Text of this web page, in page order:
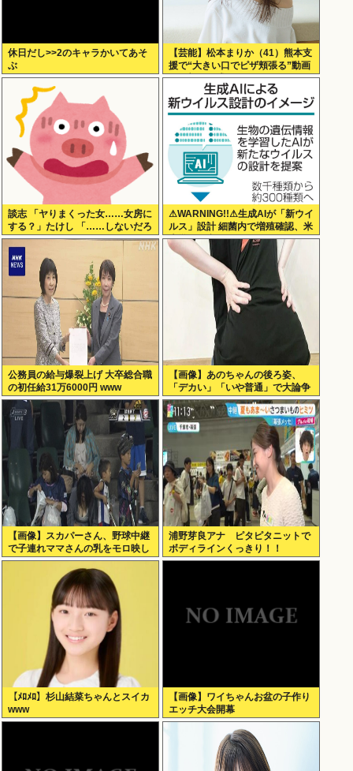
休日だし>>2のキャラかいてあそ
ぶ
【芸能】松本まりか（41）熊本支
援で“大きい口でピザ頬張る”動画
に一部で困惑…“
談志 「ヤりまくった女……女房に
する？」たけし 「……しないだろ
うねぇ、やっぱ」
⚠WARNING!!⚠生成AIが「新ウイ
ルス」設計 細菌内で増殖確認、米
大学が研究
公務員の給与爆裂上げ 大卒総合職
の初任給31万6000円 www
【画像】あのちゃんの後ろ姿、
「デカい」「いや普通」で大論争
www
【画像】スカパーさん、野球中継
で子連れママさんの乳をモロ映し
浦野芽良アナ ピタピタニットで
ボディラインくっきり！！
【ﾒﾛﾒﾛ】杉山結菜ちゃんとスイカ
www
【画像】ワイちゃんお盆の子作り
エッチ大会開幕